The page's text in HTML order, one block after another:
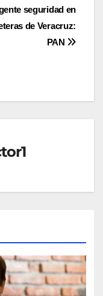
seguridad en
de Veracruz:
PAN